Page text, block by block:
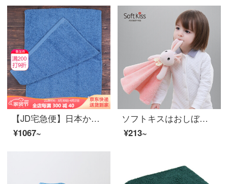
【JD宅急便】日本から輸入したエアーカノール浅野タオルの綿は水を吸い込んで、柔らかいティッシュとオーガニックコットンの太い糸32*85 cmのハワイブルーです。
¥1067~
ソフトキスはおしぼりを拭いて挂けます。かわいいキャラクターです。赤ちゃんはおしぼりを涂ります。幼稚园から友达や恋人同士に厚いおしぼりをあげます。
¥213~